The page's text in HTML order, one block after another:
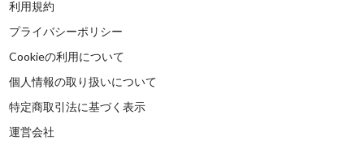
利用規約
プライバシーポリシー
Cookieの利用について
個人情報の取り扱いについて
特定商取引法に基づく表示
運営会社